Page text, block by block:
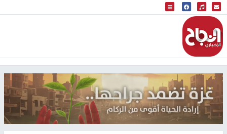
البث المباشر
إذاعة النجاح